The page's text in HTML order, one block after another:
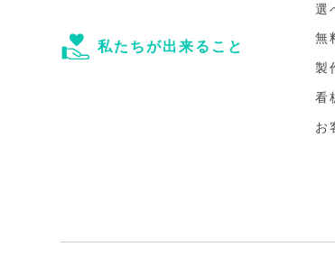
私たちが出来ること
選
無
製
看
お